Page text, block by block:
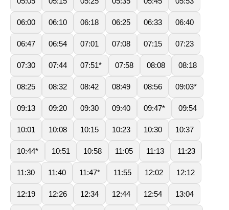
06:00 06:10 06:18 06:25 06:33 06:40
06:47 06:54 07:01 07:08 07:15 07:23
07:30 07:44 07:51* 07:58 08:08 08:18
08:25 08:32 08:42 08:49 08:56 09:03*
09:13 09:20 09:30 09:40 09:47* 09:54
10:01 10:08 10:15 10:23 10:30 10:37
10:44* 10:51 10:58 11:05 11:13 11:23
11:30 11:40 11:47* 11:55 12:02 12:12
12:19 12:26 12:34 12:44 12:54 13:04